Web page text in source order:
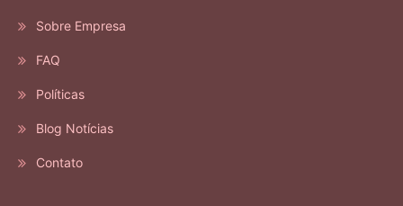
Sobre Empresa
FAQ
Políticas
Blog Notícias
Contato